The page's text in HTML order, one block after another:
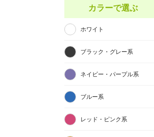
カラーで選ぶ
ホワイト
ブラック・グレー系
ネイビー・パープル系
ブルー系
レッド・ピンク系